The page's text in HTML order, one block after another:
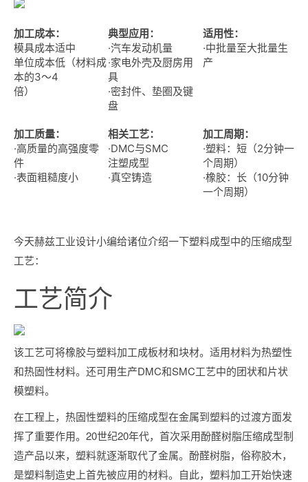
加工成本：
模具成本适中
单位成本低（材料成
本的3～4
倍）
典型应用：
·汽车发动机量
·家电外壳及厨房用
具
·密封件、垫圈及键
盘
适用性：
·中批量至大批量生
产
加工质量：
·高质量的高强度零
件
·表面粗糙度小
相关工艺：
·DMC与SMC
注塑成型
·真空铸造
加工周期：
·塑料：短（2分钟一
个周期）
·橡胶：长（10分钟
一个周期）
今天赫兹工业设计小编给诸位介绍一下塑料成型中的压缩成型
工艺：
工艺简介
该工艺可将橡胶与塑料加工成板材和块材。适用材料为热塑性
和热固性材料。还可用生产DMC和SMC工艺中的团状和片状
模塑料。
在工程上，热固性塑料的压缩成型在金属到塑料的过渡方面发
挥了重要作用。20世纪20年代，首次采用酚醛树脂压缩成型制
造产品以来，塑料就逐渐取代了金属。酚醛树脂，俗称胶木，
是塑料制造史上首先被应用的材料。自此，塑料加工开始快速